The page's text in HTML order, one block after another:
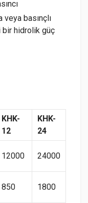
basınçlı
bir hidrolik güç
KHK-
12
KHK-
24
12000 24000
850 1800